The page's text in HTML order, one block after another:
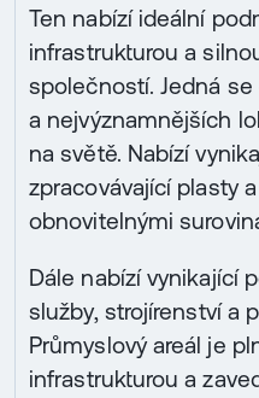
Ten nabízí ideální
infrastrukturou a
společností. Jedná
a nejvýznamnějších
na světě. Nabízí
zpracovávající plasty
obnovitelnými
Dále nabízí vynikající
služby, strojírenství a
Průmyslový areál je
infrastrukturou a